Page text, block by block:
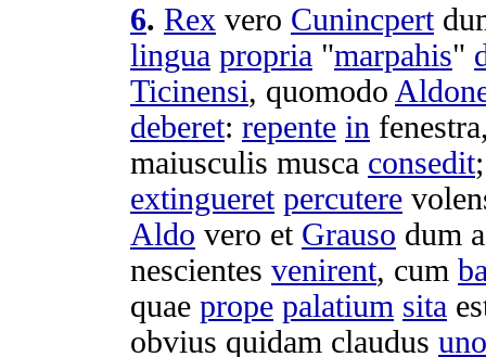
6. Rex vero Cunincpert
lingua propria "marpahis"
Ticinensi, quomodo
deberet: repente in fenestra
maiusculis musca consedit
extingueret percutere
Aldo vero et Grauso dum
nescientes venirent, cum
quae prope palatium sita
obvius quidam claudus uno